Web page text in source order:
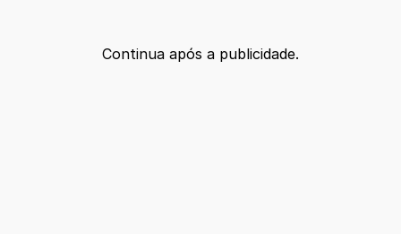
Continua após a publicidade.